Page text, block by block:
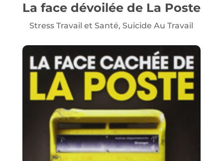
La face dévoilée de La Poste
Stress Travail et Santé,Suicide Au Travail